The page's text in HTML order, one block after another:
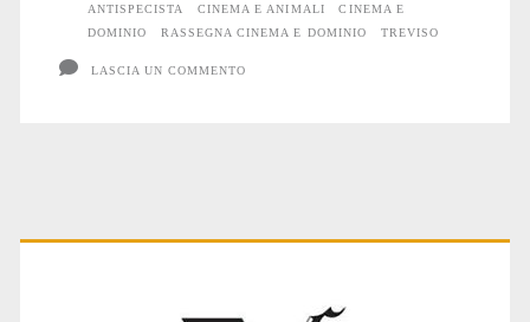
ultimo
appuntamento
ANTISPECISTA
CINEMA E ANIMALI
CINEMA E
DOMINIO
RASSEGNA CINEMA E DOMINIO TREVISO
LASCIA UN COMMENTO
Primary